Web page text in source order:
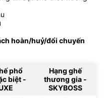
hoàn/huỷ/đổi chuyến
phổ
biệt -
Hạng ghế
thương gia -
SKYBOSS